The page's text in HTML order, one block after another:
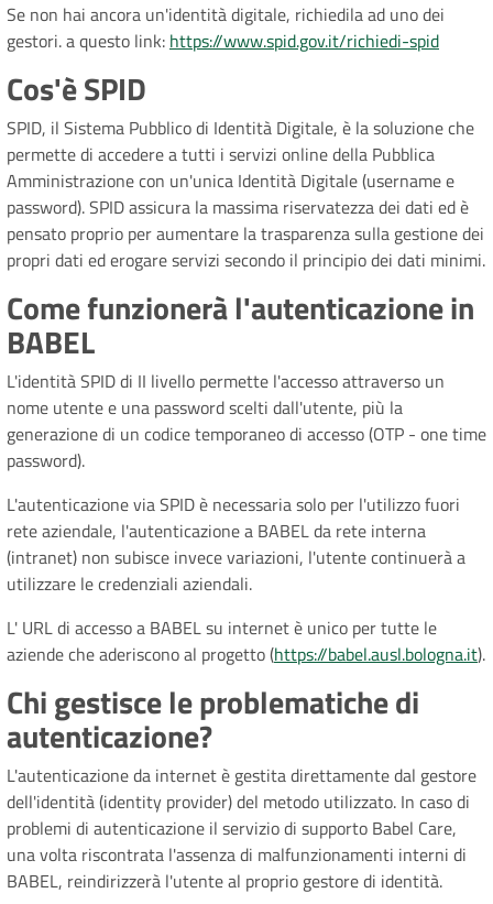
Se non hai ancora un'identità digitale, richiedila ad uno dei
gestori. a questo link: https://www.spid.gov.it/richiedi-spid
Cos'è SPID
SPID, il Sistema Pubblico di Identità Digitale, è la soluzione che
permette di accedere a tutti i servizi online della Pubblica
Amministrazione con un'unica Identità Digitale (username e
password). SPID assicura la massima riservatezza dei dati ed è
pensato proprio per aumentare la trasparenza sulla gestione dei
propri dati ed erogare servizi secondo il principio dei dati minimi.
Come funzionerà l'autenticazione in
BABEL
L'identità SPID di II livello permette l'accesso attraverso un
nome utente e una password scelti dall'utente, più la
generazione di un codice temporaneo di accesso (OTP - one time
password).
L'autenticazione via SPID è necessaria solo per l'utilizzo fuori
rete aziendale, l'autenticazione a BABEL da rete interna
(intranet) non subisce invece variazioni, l'utente continuerà a
utilizzare le credenziali aziendali.
L' URL di accesso a BABEL su internet è unico per tutte le
aziende che aderiscono al progetto (https://babel.ausl.bologna.it).
Chi gestisce le problematiche di
autenticazione?
L'autenticazione da internet è gestita direttamente dal gestore
dell'identità (identity provider) del metodo utilizzato. In caso di
problemi di autenticazione il servizio di supporto Babel Care,
una volta riscontrata l'assenza di malfunzionamenti interni di
BABEL, reindirizzerà l'utente al proprio gestore di identità.